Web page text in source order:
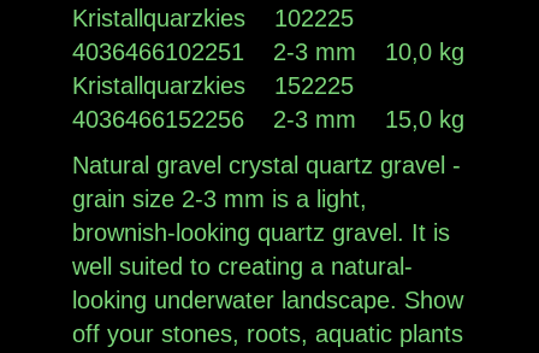
Kristallquarzkies 102225
4036466102251 2-3 mm 10,0 kg
Kristallquarzkies 152225
4036466152256 2-3 mm 15,0 kg
Natural gravel crystal quartz gravel -
grain size 2-3 mm is a light,
brownish-looking quartz gravel. It is
well suited to creating a natural-
looking underwater landscape. Show
off your stones, roots, aquatic plants